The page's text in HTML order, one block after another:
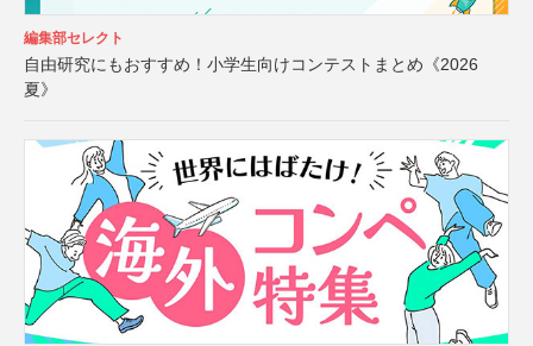
編集部セレクト
自由研究にもおすすめ！小学生向けコンテストまとめ《2026
夏》